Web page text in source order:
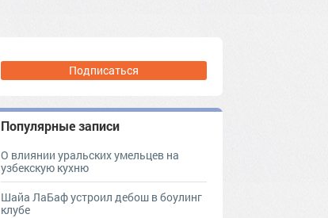
Подписаться
Популярные записи
О влиянии уральских умельцев на
узбекскую кухню
Шайа ЛаБаф устроил дебош в боулинг
клубе